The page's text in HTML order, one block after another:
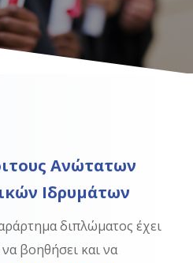
Aνώτατων
Iδρυμάτων
διπλώματος έχει
να βοηθήσει και να